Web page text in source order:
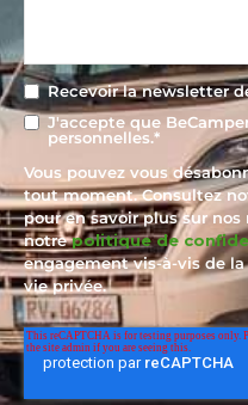
Recevoir la newsletter
J'accepte que
personnelles.*
Vous pouvez vous
tout moment. Consultez
pour en savoir plus sur
notrepolitique de
engagement vis-à-vis de
vie privée.